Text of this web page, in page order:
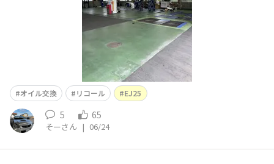
オイル交換 リコール EJ25
5 65
そーさん | 06/24